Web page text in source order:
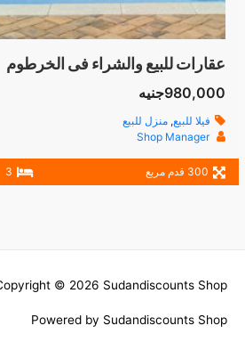
عقارات للبيع والشراء فى الخرطوم
980,000جنيه
فيلا للبيع,منزل للبيع
Shop Manager
300 قدم مربع 3
Copyright © 2026Sudandiscounts Shop
Powered bySudandiscounts Shop